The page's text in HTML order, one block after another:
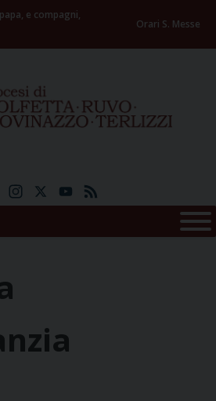
e compagni,
Orari S. Messe
FacebookInstagramYouTube